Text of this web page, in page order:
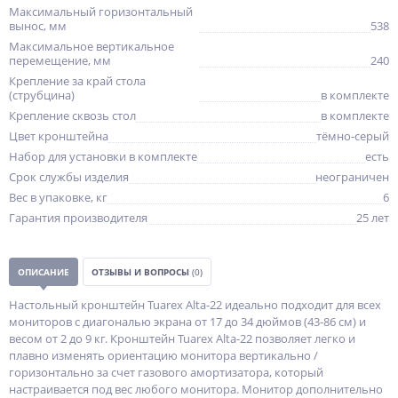
Максимальный горизонтальный
вынос, мм
538
Максимальное вертикальное
перемещение, мм
240
Крепление за край стола
(струбцина)
в комплекте
Крепление сквозь стол
в комплекте
Цвет кронштейна
тёмно-серый
Набор для установки в комплекте
есть
Срок службы изделия
неограничен
Вес в упаковке, кг
6
Гарантия производителя
25 лет
ОПИСАНИЕ ОТЗЫВЫ И ВОПРОСЫ (0)
Настольный кронштейн Tuarex Alta-22 идеально подходит для всех
мониторов с диагональю экрана от 17 до 34 дюймов (43-86 см) и
весом от 2 до 9 кг. Кронштейн Tuarex Alta-22 позволяет легко и
плавно изменять ориентацию монитора вертикально /
горизонтально за счет газового амортизатора, который
настраивается под вес любого монитора. Монитор дополнительно